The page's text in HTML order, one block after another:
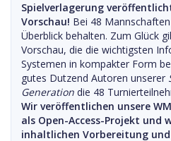
Spielverlagerung
Vorschau! Bei 48
Überblick behalten. Zum Glück
Vorschau, die die wichtigsten
Systemen in kompakter Form
gutes Dutzend Autoren unserer
Generation die 48
Wir veröffentlichen unsere
als Open-Access-Projekt und
inhaltlichen Vorbereitung